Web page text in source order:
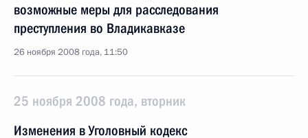
возможные меры для расследования
преступления во Владикавказе
26 ноября 2008 года, 11:50
25 ноября 2008 года, вторник
Изменения в Уголовный кодекс